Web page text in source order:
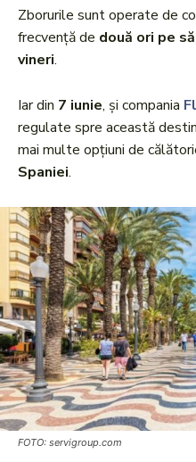
Zborurile sunt operate de
frecvență de două ori pe
vineri.
Iar din 7 iunie, și compania
regulate spre această
mai multe opțiuni de
Spaniei.
FOTO: servigroup.com